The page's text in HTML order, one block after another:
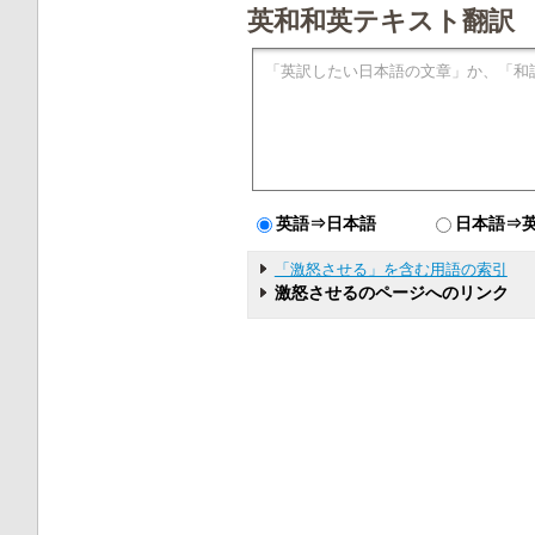
英和和英テキスト翻訳
英語⇒日本語 日本語⇒
「激怒させる」を含む用語の索引
激怒させるのページへのリンク